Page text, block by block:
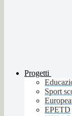
Progetti
Sport
EPETD